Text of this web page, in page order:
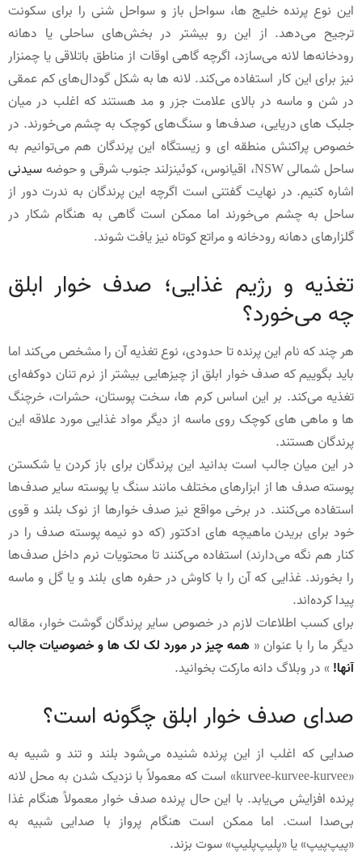
این نوع پرنده خلیج ها، سواحل باز و سواحل شنی را برای سکونت
ترجیح می‌دهد. از این رو بیشتر در بخش‌های ساحلی یا دهانه
رودخانه‌ها لانه می‌سازد، اگرچه گاهی اوقات از مناطق باتلاقی یا چمنزار
نیز برای این کار استفاده می‌کند. لانه ها به شکل گودال‌های کم عمقی
در شن و ماسه در بالای علامت جزر و مد هستند که اغلب در میان
جلبک های دریایی، صدف‌ها و سنگ‌های کوچک به چشم می‌خورند. در
خصوص پراکنش منطقه ای و زیستگاه این پرندگان هم می‌توانیم به
ساحل شمالی NSW، اقیانوس، کوئینزلند جنوب شرقی و حوضه
سیدنی
اشاره کنیم. در نهایت گفتنی است اگرچه این پرندگان به ندرت دور از
ساحل به چشم می‌خورند اما ممکن است گاهی به هنگام شکار در
گلزارهای دهانه رودخانه و مراتع کوتاه نیز یافت شوند.
تغذیه و رژیم غذایی؛ صدف خوار ابلق
چه می‌خورد؟
هر چند که نام این پرنده تا حدودی، نوع تغذیه آن را مشخص می‌کند اما
باید بگوییم که صدف خوار ابلق از چیزهایی بیشتر از نرم تنان دوکفه‌ای
تغذیه می‌کند. بر این اساس کرم ها، سخت پوستان، حشرات، خرچنگ
ها و ماهی های کوچک روی ماسه از دیگر مواد غذایی مورد علاقه این
پرندگان هستند.
در این میان جالب است بدانید این پرندگان برای باز کردن یا شکستن
پوسته صدف ها از ابزارهای مختلف مانند سنگ یا پوسته سایر صدف‌ها
استفاده می‌کنند. در برخی مواقع نیز صدف خوارها از نوک بلند و قوی
خود برای بریدن ماهیچه های ادکتور (که دو نیمه پوسته صدف را در
کنار هم نگه می‌دارند) استفاده می‌کنند تا محتویات نرم داخل صدف‌ها
را بخورند. غذایی که آن را با کاوش در حفره های بلند و یا گل و ماسه
پیدا کرده‌اند.
برای کسب اطلاعات لازم در خصوص سایر پرندگان گوشت خوار، مقاله
دیگر ما را با عنوان « همه چیز در مورد لک لک‌ ها و خصوصیات جالب
آنها!» در وبلاگ دانه مارکت بخوانید.
صدای صدف خوار ابلق چگونه است؟
صدایی که اغلب از این پرنده شنیده می‌شود بلند و تند و شبیه به
«kurvee-kurvee-kurvee» است که معمولاً با نزدیک شدن به محل لانه
پرنده افزایش می‌یابد. با این حال پرنده صدف خوار معمولاً هنگام غذا
بی‌صدا است. اما ممکن است هنگام پرواز با صدایی شبیه به
«پیپ‌پیپ» یا «پلیپ‌پلیپ» سوت بزند.